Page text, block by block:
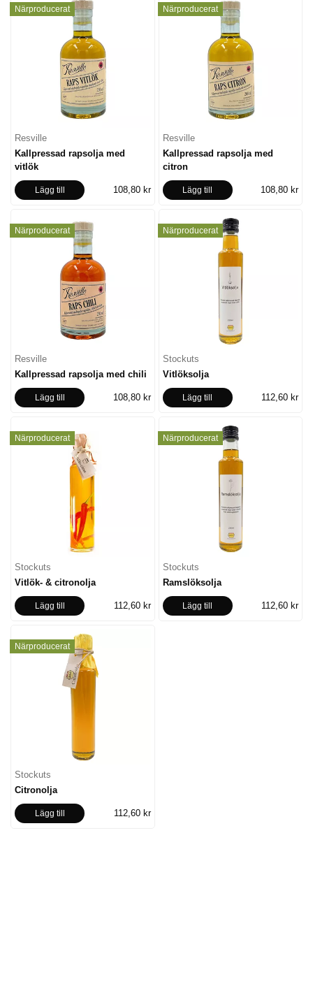
Närproducerat
Resville
Kallpressad rapsolja med
vitlök
Lägg till 108,80 kr
Närproducerat
Resville
Kallpressad rapsolja med
citron
Lägg till 108,80 kr
Närproducerat
Resville
Kallpressad rapsolja med chili
Lägg till 108,80 kr
Närproducerat
Stockuts
Vitlöksolja
Lägg till 112,60 kr
Närproducerat
Stockuts
Vitlök- & citronolja
Lägg till 112,60 kr
Närproducerat
Stockuts
Ramslöksolja
Lägg till 112,60 kr
Närproducerat
Stockuts
Citronolja
Lägg till 112,60 kr